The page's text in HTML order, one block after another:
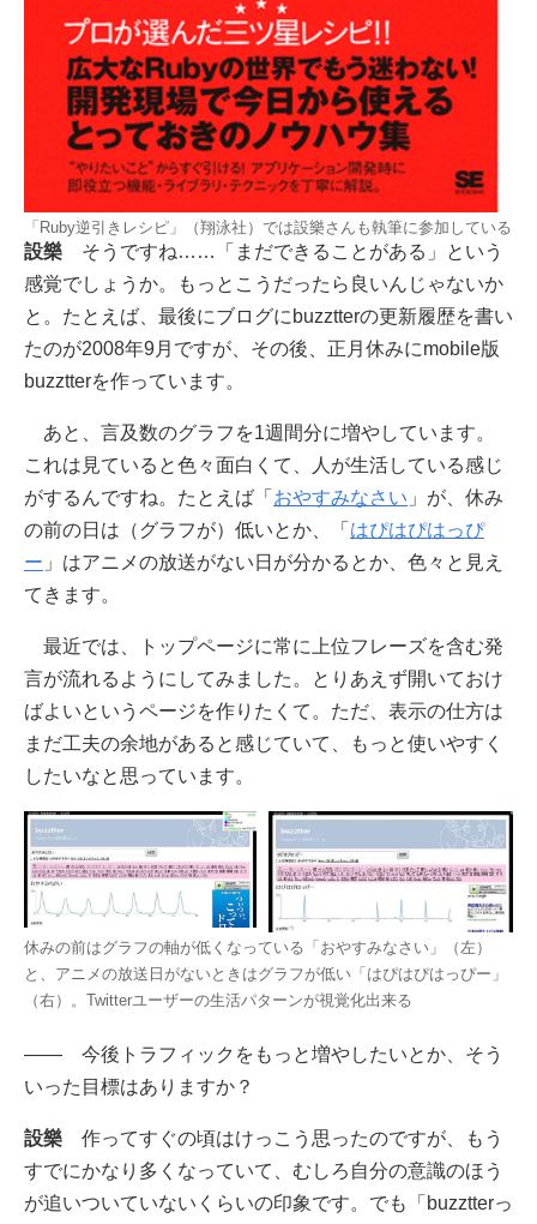
「Ruby逆引きレシピ」（翔泳社）では設樂さんも執筆に参加している
設樂 そうですね……「まだできることがある」という
感覚でしょうか。もっとこうだったら良いんじゃないか
と。たとえば、最後にブログにbuzztterの更新履歴を書い
たのが2008年9月ですが、その後、正月休みにmobile版
buzztterを作っています。
あと、言及数のグラフを1週間分に増やしています。
これは見ていると色々面白くて、人が生活している感じ
がするんですね。たとえば「 おやすみなさい 」が、休み
の前の日は（グラフが）低いとか、「 はぴはぴはっぴ
ー 」はアニメの放送がない日が分かるとか、色々と見え
てきます。
最近では、トップページに常に上位フレーズを含む発
言が流れるようにしてみました。とりあえず開いておけ
ばよいというページを作りたくて。ただ、表示の仕方は
まだ工夫の余地があると感じていて、もっと使いやすく
したいなと思っています。
休みの前はグラフの軸が低くなっている「おやすみなさい」（左）
と、アニメの放送日がないときはグラフが低い「はぴはぴはっぴー」
（右）。Twitterユーザーの生活パターンが視覚化出来る
―― 今後トラフィックをもっと増やしたいとか、そう
いった目標はありますか？
設樂 作ってすぐの頃はけっこう思ったのですが、もう
すでにかなり多くなっていて、むしろ自分の意識のほう
が追いついていないくらいの印象です。でも「buzztterっ